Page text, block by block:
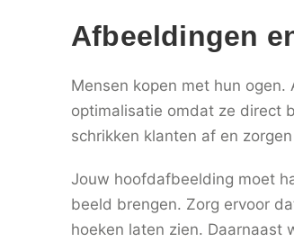
Afbeeldingen
Mensen kopen met hun
optimalisatie omdat ze direct
schrikken klanten af en
Jouw hoofdafbeelding moet
beeld brengen. Zorg ervoor
hoeken laten zien. Daarnaast